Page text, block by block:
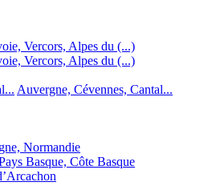
Vercors, Alpes du (...)
Vercors, Alpes du (...)
Auvergne, Cévennes, Cantal...
Normandie
Basque, Côte Basque